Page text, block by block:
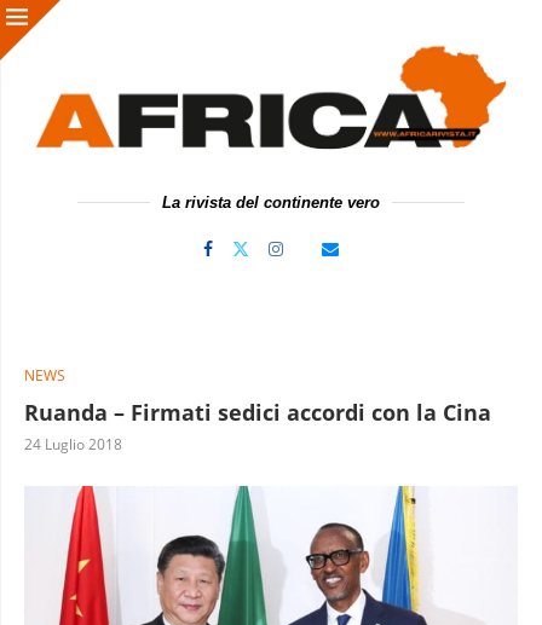
La rivista del continente vero
NEWS
Ruanda – Firmati sedici accordi con la Cina
24 Luglio 2018